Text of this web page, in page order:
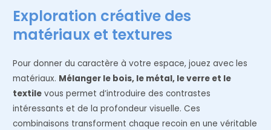
Exploration créative des
matériaux et textures
Pour donner du caractère à votre espace, jouez avec les
matériaux. Mélanger le bois, le métal, le verre et le
textile vous permet d’introduire des contrastes
intéressants et de la profondeur visuelle. Ces
combinaisons transforment chaque recoin en une véritable